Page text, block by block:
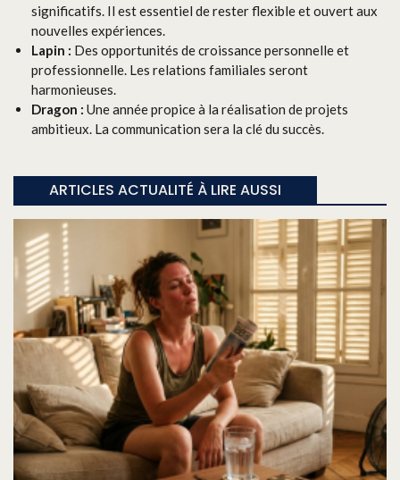
significatifs. Il est essentiel de rester flexible et ouvert aux
nouvelles expériences.
Lapin : Des opportunités de croissance personnelle et
professionnelle. Les relations familiales seront
harmonieuses.
Dragon : Une année propice à la réalisation de projets
ambitieux. La communication sera la clé du succès.
ARTICLES ACTUALITÉ À LIRE AUSSI